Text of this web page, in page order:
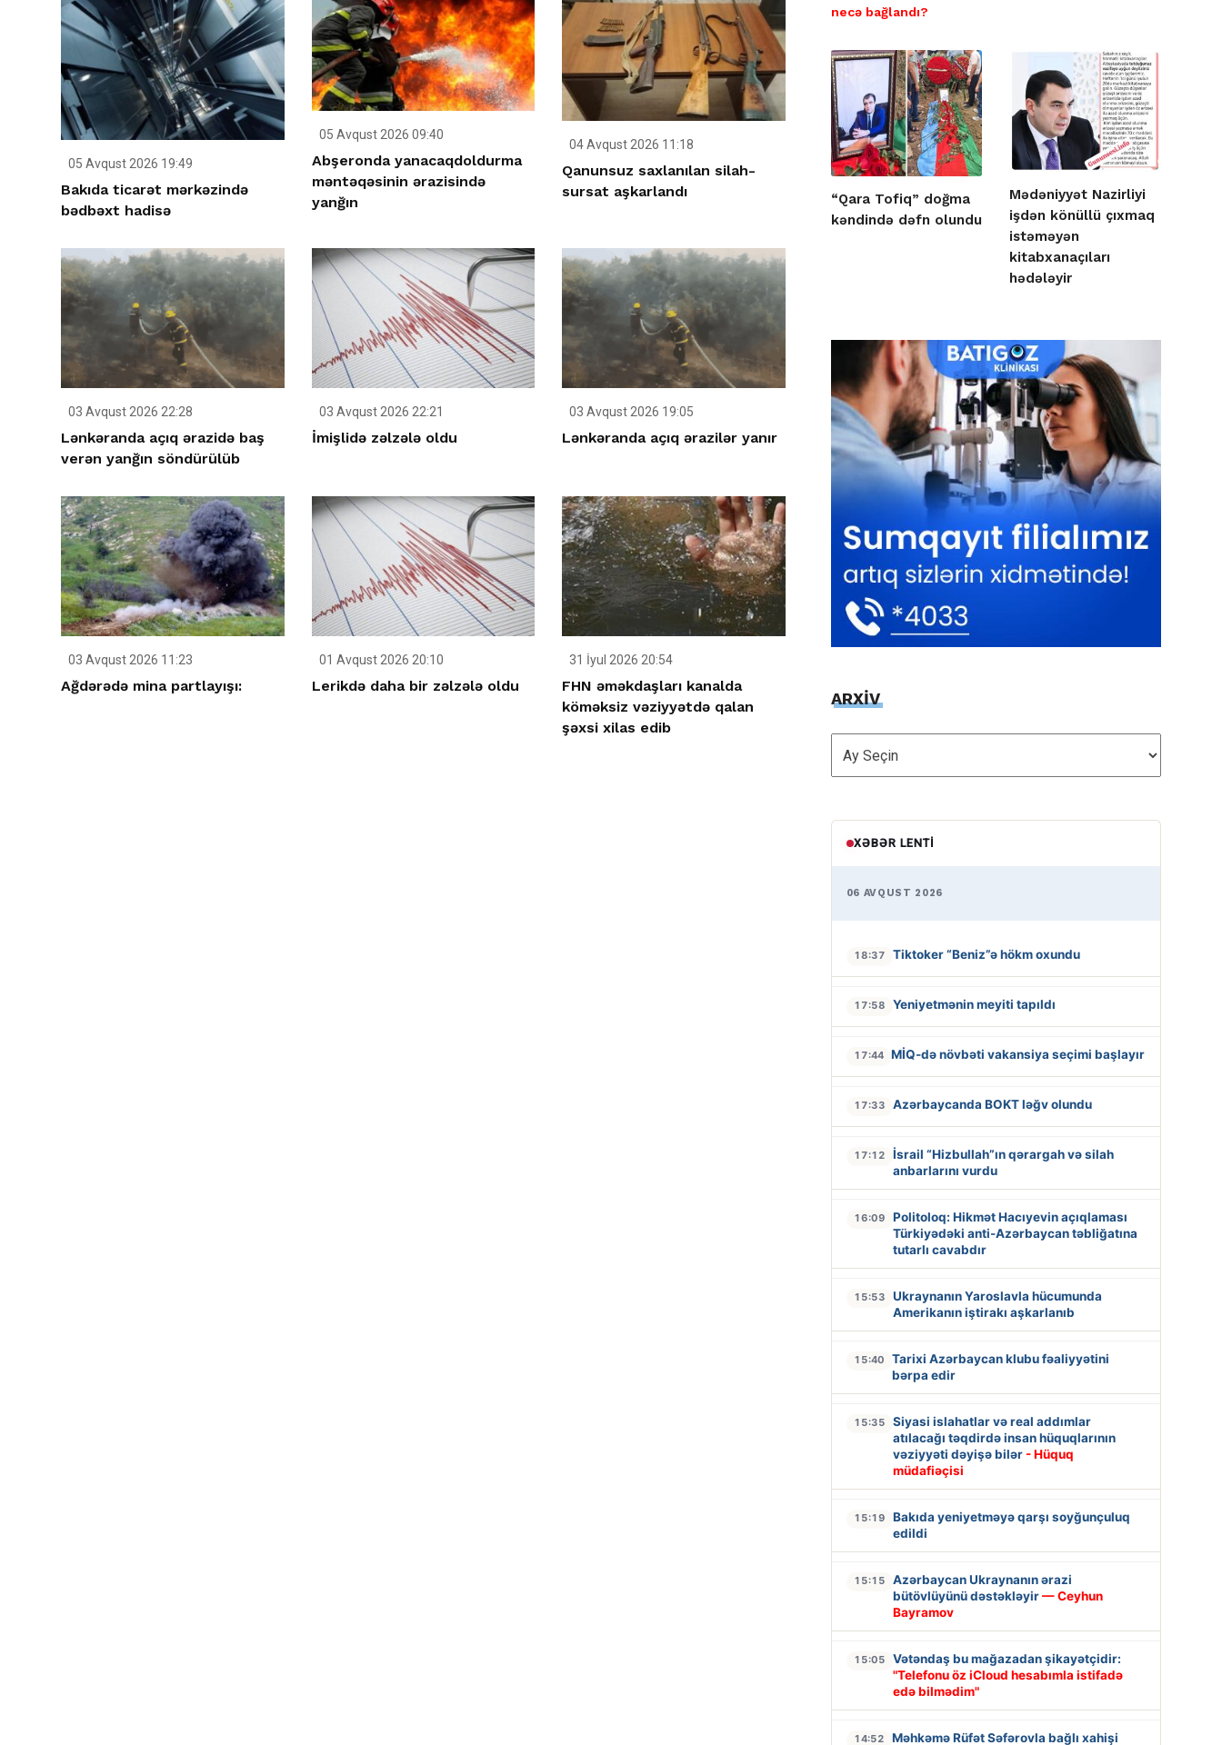
05 Avqust 2026 19:49
Bakıda ticarət mərkəzində
bədbəxt hadisə
05 Avqust 2026 09:40
Abşeronda yanacaqdoldurma
məntəqəsinin ərazisində
yanğın
04 Avqust 2026 11:18
Qanunsuz saxlanılan silah-
sursat aşkarlandı
03 Avqust 2026 22:28
Lənkəranda açıq ərazidə baş
verən yanğın söndürülüb
03 Avqust 2026 22:21
İmişlidə zəlzələ oldu
03 Avqust 2026 19:05
Lənkəranda açıq ərazilər yanır
03 Avqust 2026 11:23
Ağdərədə mina partlayışı:
01 Avqust 2026 20:10
Lerikdə daha bir zəlzələ oldu
31 İyul 2026 20:54
FHN əməkdaşları kanalda
köməksiz vəziyyətdə qalan
şəxsi xilas edib
necə bağlandı?
“Qara Tofiq” doğma
kəndində dəfn olundu
Mədəniyyət Nazirliyi
işdən könüllü çıxmaq
istəməyən
kitabxanaçıları
hədələyir
ARXİV
ARXİV
XƏBƏR LENTI
06 AVQUST 2026
18:37 Tiktoker “Beniz”ə hökm oxundu
17:58 Yeniyetmənin meyiti tapıldı
17:44 MİQ-də növbəti vakansiya seçimi başlayır
17:33 Azərbaycanda BOKT ləğv olundu
17:12
İsrail “Hizbullah”ın qərargah və silah
anbarlarını vurdu
16:09
Politoloq: Hikmət Hacıyevin açıqlaması
Türkiyədəki anti-Azərbaycan təbliğatına
tutarlı cavabdır
15:53
Ukraynanın Yaroslavla hücumunda
Amerikanın iştirakı aşkarlanıb
15:40
Tarixi Azərbaycan klubu fəaliyyətini
bərpa edir
15:35
Siyasi islahatlar və real addımlar
atılacağı təqdirdə insan hüquqlarının
vəziyyəti dəyişə bilər - Hüquq
müdafiəçisi
15:19
Bakıda yeniyetməyə qarşı soyğunçuluq
edildi
15:15
Azərbaycan Ukraynanın ərazi
bütövlüyünü dəstəkləyir— Ceyhun
Bayramov
15:05
Vətəndaş bu mağazadan şikayətçidir:
"Telefonu öz iCloud hesabımla istifadə
edə bilmədim"
14:52 Məhkəmə Rüfət Səfərovla bağlı xahişi